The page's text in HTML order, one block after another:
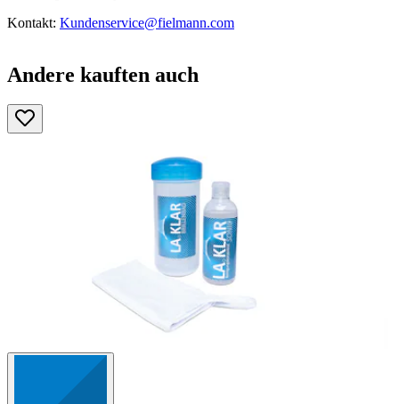
Kontakt: Kundenservice@fielmann.com
Andere kauften auch